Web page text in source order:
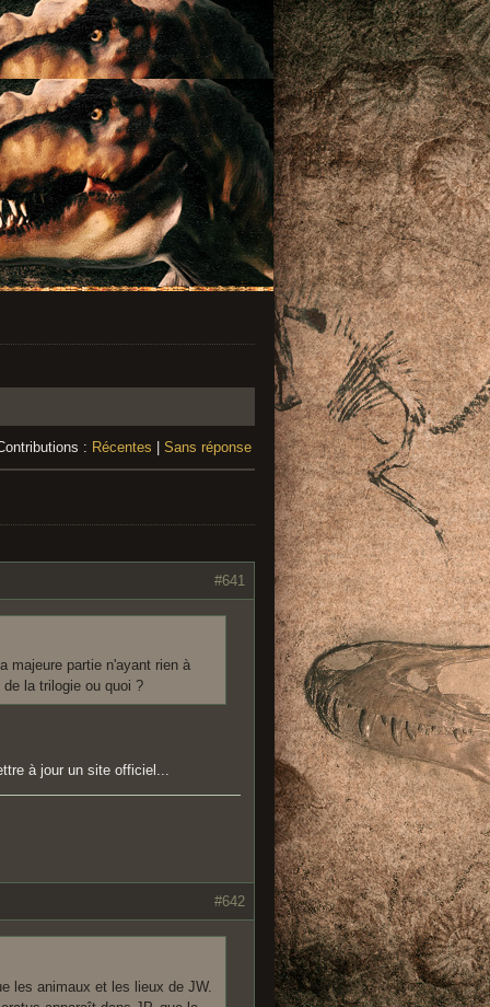
: Récentes Sans réponse
#641
majeure partie n'ayant rien à
la trilogie ou quoi ?
à jour un site officiel...
#642
les animaux et les lieux de JW.